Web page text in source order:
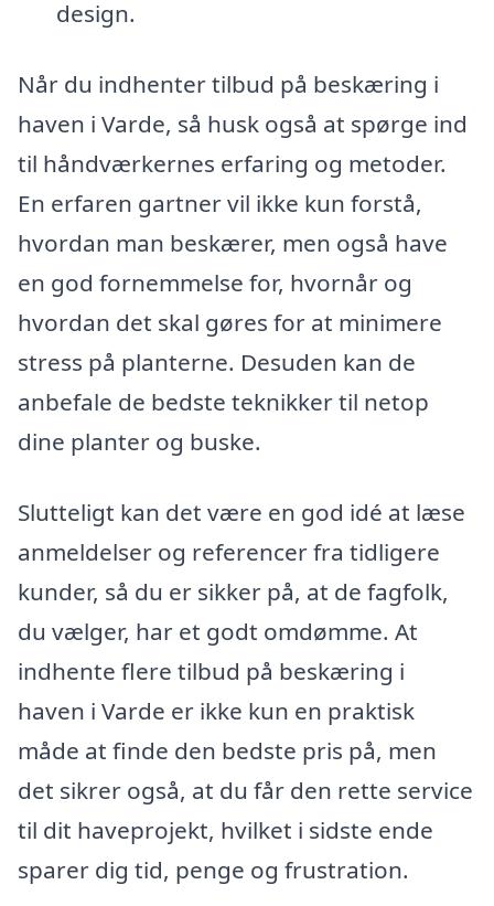
design.
Når du indhenter tilbud på beskæring i
haven i Varde, så husk også at spørge ind
til håndværkernes erfaring og metoder.
En erfaren gartner vil ikke kun forstå,
hvordan man beskærer, men også have
en god fornemmelse for, hvornår og
hvordan det skal gøres for at minimere
stress på planterne. Desuden kan de
anbefale de bedste teknikker til netop
dine planter og buske.
Slutteligt kan det være en god idé at læse
anmeldelser og referencer fra tidligere
kunder, så du er sikker på, at de fagfolk,
du vælger, har et godt omdømme. At
indhente flere tilbud på beskæring i
haven i Varde er ikke kun en praktisk
måde at finde den bedste pris på, men
det sikrer også, at du får den rette service
til dit haveprojekt, hvilket i sidste ende
sparer dig tid, penge og frustration.